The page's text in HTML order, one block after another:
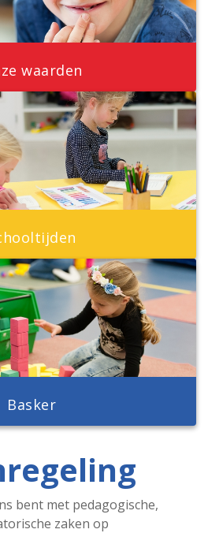
waarden
Basker
bent met pedagogische,
zaken op